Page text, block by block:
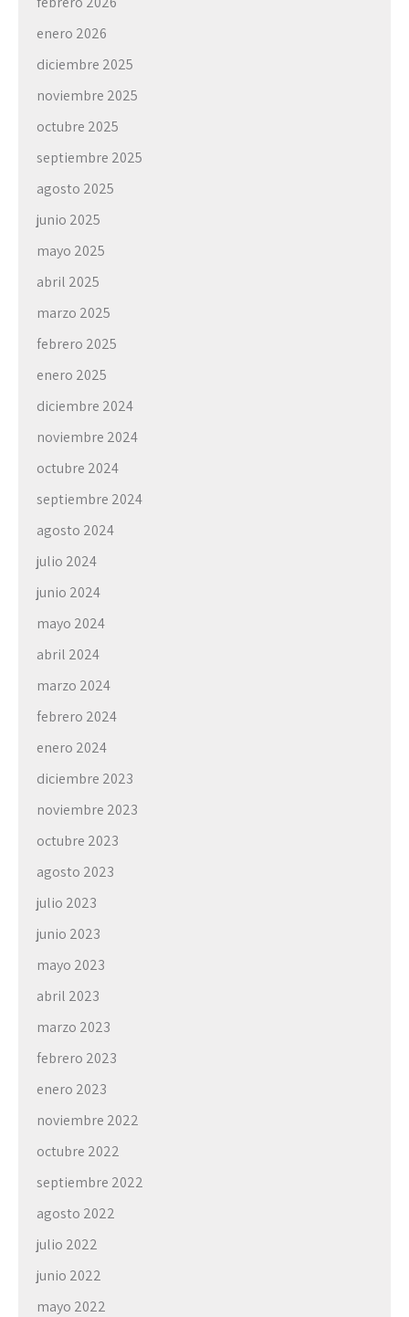
enero 2026
diciembre 2025
noviembre 2025
octubre 2025
septiembre 2025
agosto 2025
junio 2025
mayo 2025
abril 2025
marzo 2025
febrero 2025
enero 2025
diciembre 2024
noviembre 2024
octubre 2024
septiembre 2024
agosto 2024
julio 2024
junio 2024
mayo 2024
abril 2024
marzo 2024
febrero 2024
enero 2024
diciembre 2023
noviembre 2023
octubre 2023
agosto 2023
julio 2023
junio 2023
mayo 2023
abril 2023
marzo 2023
febrero 2023
enero 2023
noviembre 2022
octubre 2022
septiembre 2022
agosto 2022
julio 2022
junio 2022
mayo 2022